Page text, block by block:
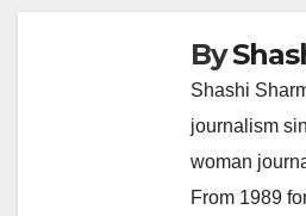
By
Shashi
journalism
woman
From 1989